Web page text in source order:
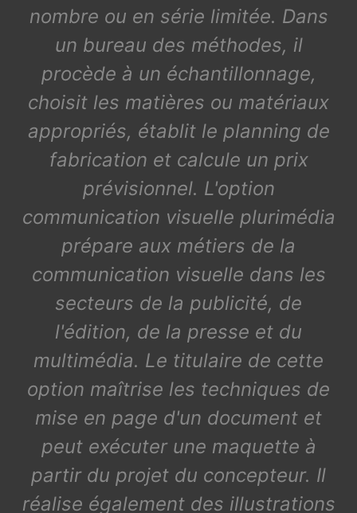
nombre ou en série limitée. Dans
un bureau des méthodes, il
procède à un échantillonnage,
choisit les matières ou matériaux
appropriés, établit le planning de
fabrication et calcule un prix
prévisionnel. L'option
communication visuelle plurimédia
prépare aux métiers de la
communication visuelle dans les
secteurs de la publicité, de
l'édition, de la presse et du
multimédia. Le titulaire de cette
option maîtrise les techniques de
mise en page d'un document et
peut exécuter une maquette à
partir du projet du concepteur. Il
réalise également des illustrations